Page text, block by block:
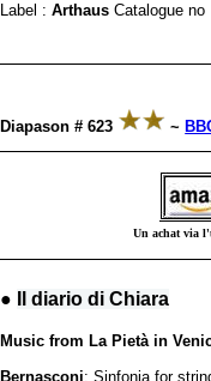
Label : ArthausCatalogue no
Diapason # 623 ~
Un achat via
● Il diario di Chiara
Music from La Pietà in
Bernasconi: Sinfonia for